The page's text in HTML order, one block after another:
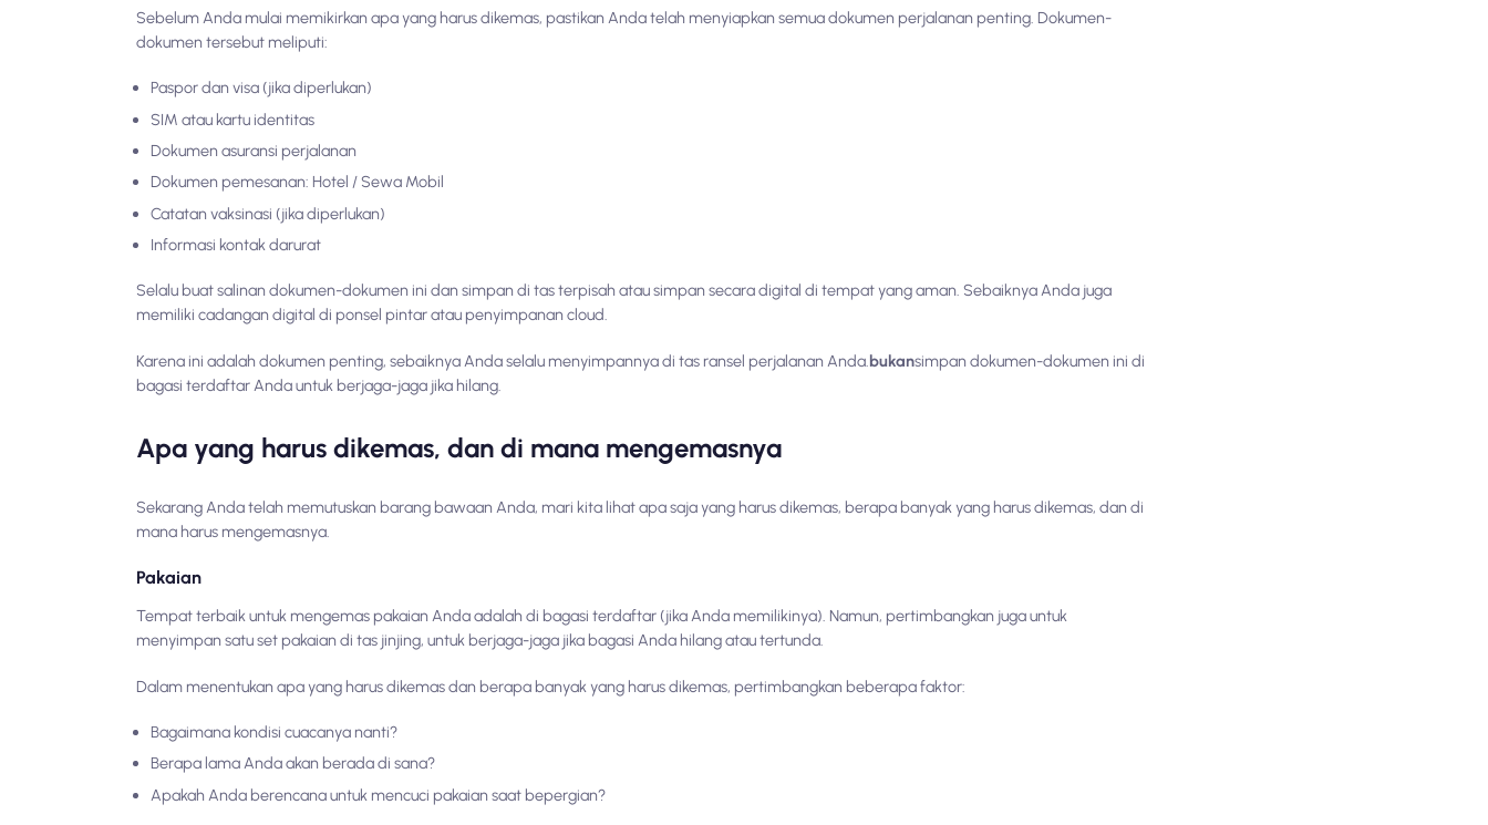
Sebelum Anda mulai memikirkan apa yang harus dikemas, pastikan Anda telah menyiapkan semua dokumen perjalanan penting. Dokumen-
dokumen tersebut meliputi:
Paspor dan visa (jika diperlukan)
SIM atau kartu identitas
Dokumen asuransi perjalanan
Dokumen pemesanan: Hotel / Sewa Mobil
Catatan vaksinasi (jika diperlukan)
Informasi kontak darurat
Selalu buat salinan dokumen-dokumen ini dan simpan di tas terpisah atau simpan secara digital di tempat yang aman. Sebaiknya Anda juga
memiliki cadangan digital di ponsel pintar atau penyimpanan cloud.
Karena ini adalah dokumen penting, sebaiknya Anda selalu menyimpannya di tas ransel perjalanan Anda.bukansimpan dokumen-dokumen ini di
bagasi terdaftar Anda untuk berjaga-jaga jika hilang.
Apa yang harus dikemas, dan di mana mengemasnya
Sekarang Anda telah memutuskan barang bawaan Anda, mari kita lihat apa saja yang harus dikemas, berapa banyak yang harus dikemas, dan di
mana harus mengemasnya.
Pakaian
Tempat terbaik untuk mengemas pakaian Anda adalah di bagasi terdaftar (jika Anda memilikinya). Namun, pertimbangkan juga untuk
menyimpan satu set pakaian di tas jinjing, untuk berjaga-jaga jika bagasi Anda hilang atau tertunda.
Dalam menentukan apa yang harus dikemas dan berapa banyak yang harus dikemas, pertimbangkan beberapa faktor:
Bagaimana kondisi cuacanya nanti?
Berapa lama Anda akan berada di sana?
Apakah Anda berencana untuk mencuci pakaian saat bepergian?